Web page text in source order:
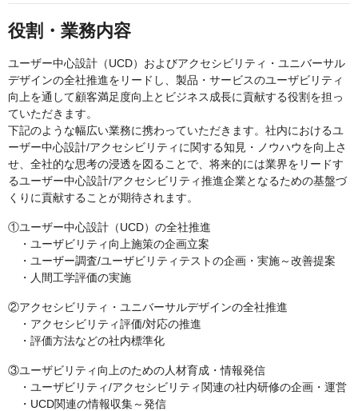
役割・業務内容
ユーザー中心設計（UCD）およびアクセシビリティ・ユニバーサル
デザインの全社推進をリードし、製品・サービスのユーザビリティ
向上を通して顧客満足度向上とビジネス成長に貢献する役割を担っ
ていただきます。
下記のような幅広い業務に携わっていただきます。社内におけるユ
ーザー中心設計/アクセシビリティに関する知見・ノウハウを向上さ
せ、全社的な思考の浸透を図ることで、将来的には業界をリードす
るユーザー中心設計/アクセシビリティ推進企業となるための基盤づ
くりに貢献することが期待されます。
①ユーザー中心設計（UCD）の全社推進
・ユーザビリティ向上施策の企画立案
・ユーザー調査/ユーザビリティテストの企画・実施～改善提案
・人間工学評価の実施
②アクセシビリティ・ユニバーサルデザインの全社推進
・アクセシビリティ評価/対応の推進
・評価方法などの社内標準化
③ユーザビリティ向上のための人材育成・情報発信
・ユーザビリティ/アクセシビリティ関連の社内研修の企画・運営
・UCD関連の情報収集～発信